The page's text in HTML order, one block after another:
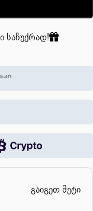
საჩუქრად!
გაიგეთ მეტი